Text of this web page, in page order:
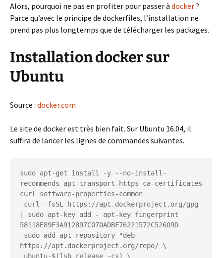
Alors, pourquoi ne pas en profiter pour passer à docker?
Parce qu’avec le principe de dockerfiles, l’installation ne
prend pas plus longtemps que de télécharger les packages.
Installation docker sur
Ubuntu
Source : docker.com
Le site de docker est très bien fait. Sur Ubuntu 16.04, il
suffira de lancer les lignes de commandes suivantes.
sudo apt-get install -y --no-install-
recommends apt-transport-https ca-certificates
curl software-properties-common
| sudo apt-key add - apt-key fingerprint
58118E89F3A912897C070ADBF76221572C52609D
https://apt.dockerproject.org/repo/ \